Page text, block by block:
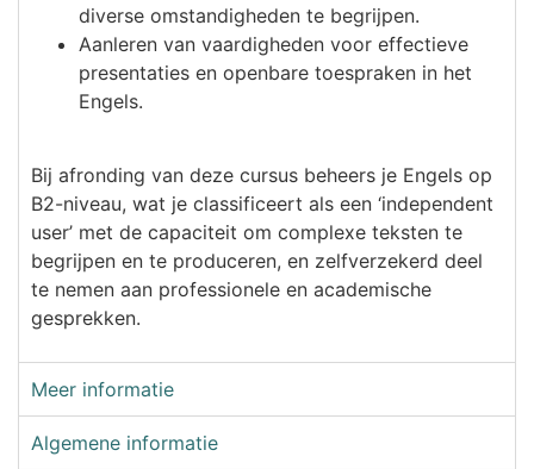
diverse omstandigheden te begrijpen.
Aanleren van vaardigheden voor effectieve
presentaties en openbare toespraken in het
Engels.
Bij afronding van deze cursus beheers je Engels op
B2-niveau, wat je classificeert als een ‘independent
user’ met de capaciteit om complexe teksten te
begrijpen en te produceren, en zelfverzekerd deel
te nemen aan professionele en academische
gesprekken.
Meer informatie
Algemene informatie